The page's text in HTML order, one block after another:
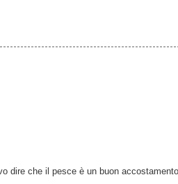
dire che il pesce è un buon